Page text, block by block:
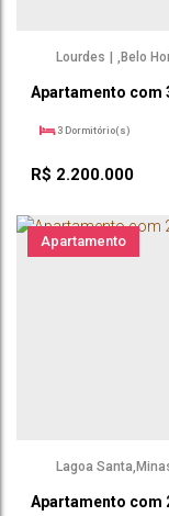
Apartamento com
R$ 2.200.000
Lourdes Belo
3 Dormitório(s)
Apartamento
Apartamento com
Lagoa Santa